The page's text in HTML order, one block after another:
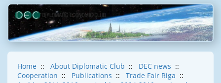
Home :: About Diplomatic Club :: DEC news ::
Cooperation :: Publications :: Trade Fair Riga ::